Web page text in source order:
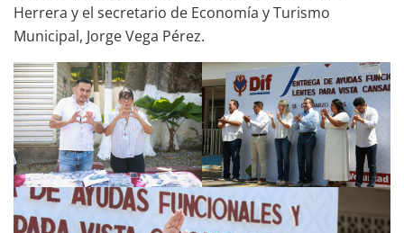
Herrera y el secretario de Economía y Turismo
Municipal, Jorge Vega Pérez.